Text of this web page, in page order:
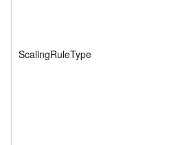
ScalingRuleType